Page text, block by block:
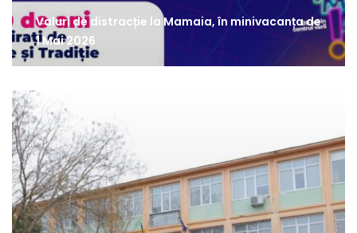
Valuri de distracție la Mamaia, în minivacanța de
1 Mai 2026